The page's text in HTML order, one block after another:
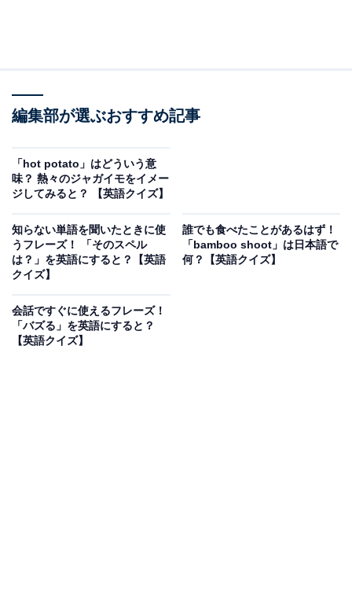
「all ears」はどういう意味？ 会話ですぐに使え
る表現！ 【英語クイズ】
1
編集部が選ぶおすすめ記事
「hot potato」はどういう意
味？ 熱々のジャガイモをイメー
ジしてみると？ 【英語クイズ】
知らない単語を聞いたときに使
うフレーズ！ 「そのスペル
は？」を英語にすると？【英語
クイズ】
誰でも食べたことがあるはず！
「bamboo shoot」は日本語で
何？【英語クイズ】
会話ですぐに使えるフレーズ！
「バズる」を英語にすると？
【英語クイズ】